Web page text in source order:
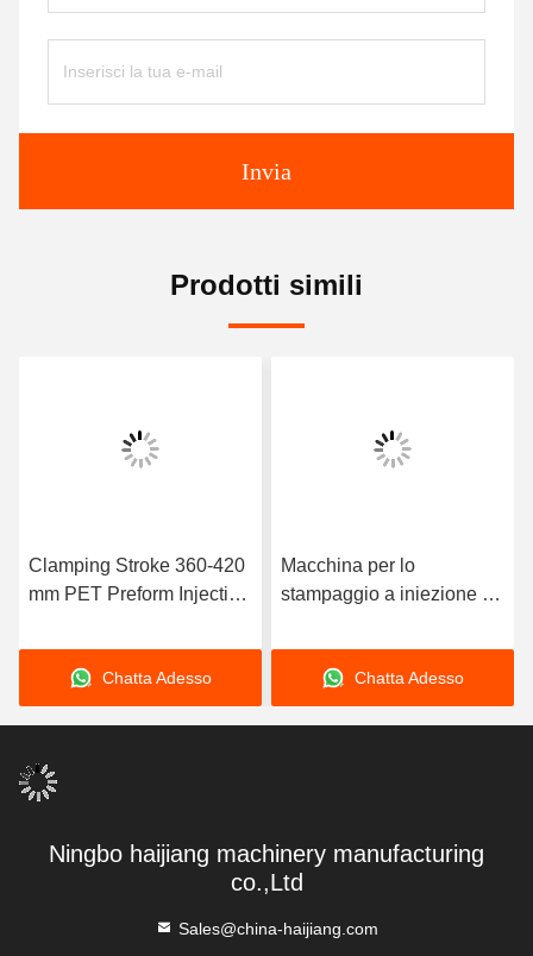
Invia
Prodotti simili
Clamping Stroke 360-420
mm PET Preform Injection
di diametro 85 mm ed
ejettor numero 5 pezzi per
una produzione costante
Chatta Adesso
Macchina per lo
stampaggio a iniezione di
curvatura idraulica 120
mm con materiale da
stampo NAK80 e portata
Chatta Adesso
Ningbo haijiang machinery manufacturing
co.,Ltd
Sales@china-haijiang.com